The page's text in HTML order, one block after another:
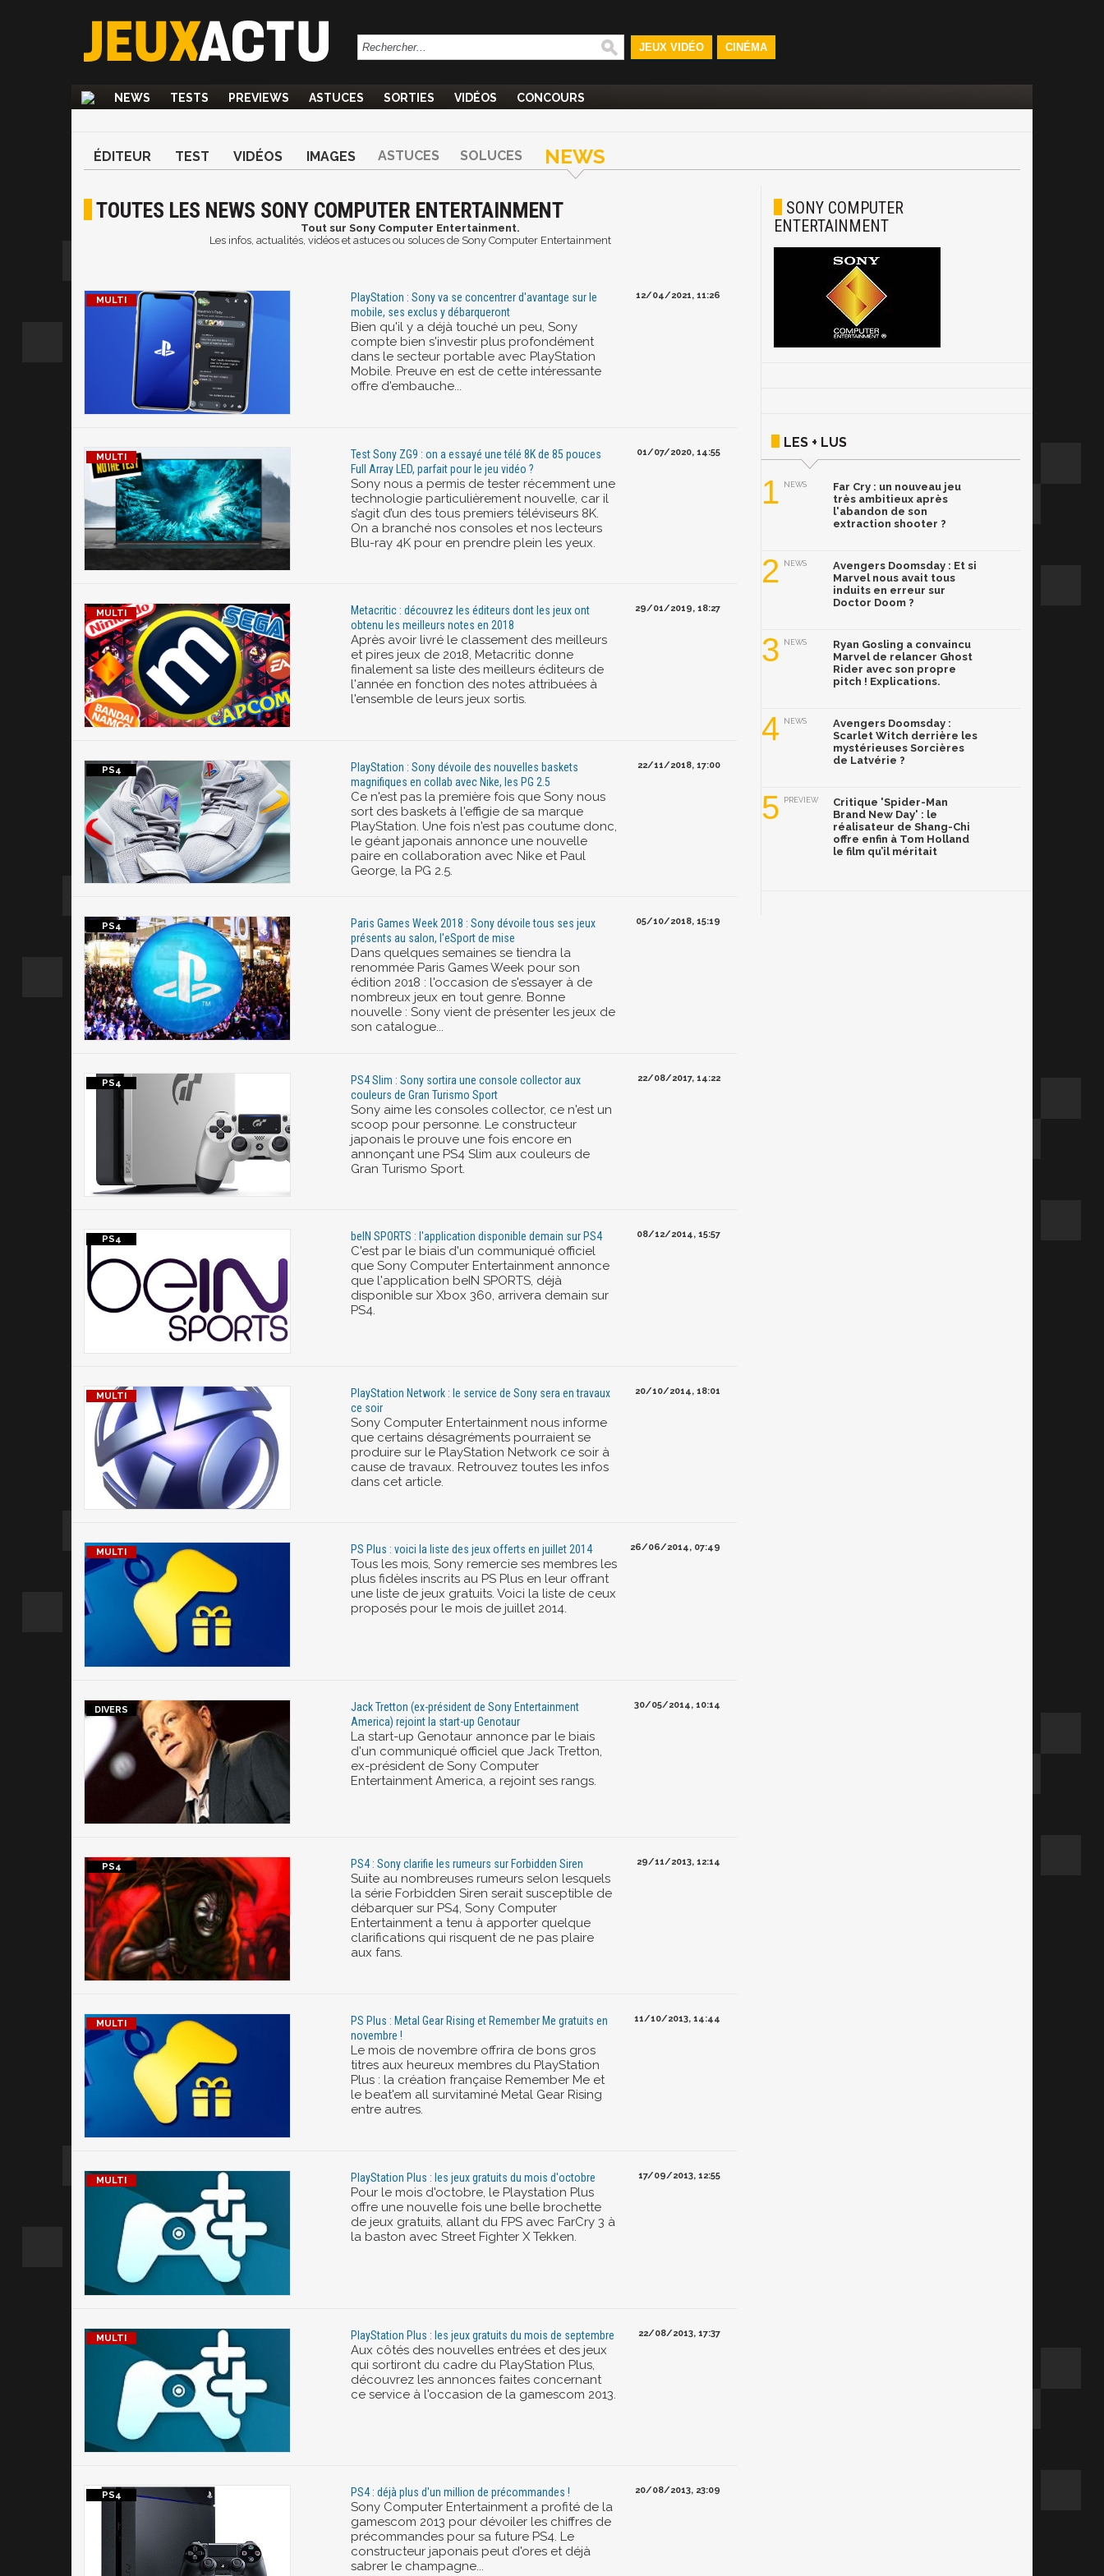
JEUX VIDÉO CINÉMA
NEWS TESTS PREVIEWS ASTUCES SORTIES VIDÉOS CONCOURS
ÉDITEUR TEST VIDÉOS IMAGES ASTUCES SOLUCES NEWS
TOUTES LES NEWS SONY COMPUTER ENTERTAINMENT
Tout sur Sony Computer Entertainment.
Les infos, actualités, vidéos et astuces ou soluces de Sony Computer Entertainment
PlayStation : Sony va se concentrer d'avantage sur le
mobile, ses exclus y débarqueront
Bien qu'il y a déjà touché un peu, Sony
compte bien s'investir plus profondément
dans le secteur portable avec PlayStation
Mobile. Preuve en est de cette intéressante
offre d'embauche...
12/04/2021, 11:26
Test Sony ZG9 : on a essayé une télé 8K de 85 pouces
Full Array LED, parfait pour le jeu vidéo ?
Sony nous a permis de tester récemment une
technologie particulièrement nouvelle, car il
s’agit d’un des tous premiers téléviseurs 8K.
On a branché nos consoles et nos lecteurs
Blu-ray 4K pour en prendre plein les yeux.
01/07/2020, 14:55
Metacritic : découvrez les éditeurs dont les jeux ont
obtenu les meilleurs notes en 2018
Après avoir livré le classement des meilleurs
et pires jeux de 2018, Metacritic donne
finalement sa liste des meilleurs éditeurs de
l'année en fonction des notes attribuées à
l'ensemble de leurs jeux sortis.
29/01/2019, 18:27
PlayStation : Sony dévoile des nouvelles baskets
magnifiques en collab avec Nike, les PG 2.5
Ce n'est pas la première fois que Sony nous
sort des baskets à l'effigie de sa marque
PlayStation. Une fois n'est pas coutume donc,
le géant japonais annonce une nouvelle
paire en collaboration avec Nike et Paul
George, la PG 2.5.
22/11/2018, 17:00
Paris Games Week 2018 : Sony dévoile tous ses jeux
présents au salon, l'eSport de mise
Dans quelques semaines se tiendra la
renommée Paris Games Week pour son
édition 2018 : l'occasion de s'essayer à de
nombreux jeux en tout genre. Bonne
nouvelle : Sony vient de présenter les jeux de
son catalogue...
05/10/2018, 15:19
PS4 Slim : Sony sortira une console collector aux
couleurs de Gran Turismo Sport
Sony aime les consoles collector, ce n'est un
scoop pour personne. Le constructeur
japonais le prouve une fois encore en
annonçant une PS4 Slim aux couleurs de
Gran Turismo Sport.
22/08/2017, 14:22
beIN SPORTS : l'application disponible demain sur PS4
C'est par le biais d'un communiqué officiel
que Sony Computer Entertainment annonce
que l'application beIN SPORTS, déjà
disponible sur Xbox 360, arrivera demain sur
PS4.
08/12/2014, 15:57
PlayStation Network : le service de Sony sera en travaux
ce soir
Sony Computer Entertainment nous informe
que certains désagréments pourraient se
produire sur le PlayStation Network ce soir à
cause de travaux. Retrouvez toutes les infos
dans cet article.
20/10/2014, 18:01
PS Plus : voici la liste des jeux offerts en juillet 2014
Tous les mois, Sony remercie ses membres les
plus fidèles inscrits au PS Plus en leur offrant
une liste de jeux gratuits. Voici la liste de ceux
proposés pour le mois de juillet 2014.
26/06/2014, 07:49
Jack Tretton (ex-président de Sony Entertainment
America) rejoint la start-up Genotaur
La start-up Genotaur annonce par le biais
d'un communiqué officiel que Jack Tretton,
ex-président de Sony Computer
Entertainment America, a rejoint ses rangs.
30/05/2014, 10:14
PS4 : Sony clarifie les rumeurs sur Forbidden Siren
Suite au nombreuses rumeurs selon lesquels
la série Forbidden Siren serait susceptible de
débarquer sur PS4, Sony Computer
Entertainment a tenu à apporter quelque
clarifications qui risquent de ne pas plaire
aux fans.
29/11/2013, 12:14
PS Plus : Metal Gear Rising et Remember Me gratuits en
novembre !
Le mois de novembre offrira de bons gros
titres aux heureux membres du PlayStation
Plus : la création française Remember Me et
le beat'em all survitaminé Metal Gear Rising
entre autres.
11/10/2013, 14:44
PlayStation Plus : les jeux gratuits du mois d'octobre
Pour le mois d'octobre, le Playstation Plus
offre une nouvelle fois une belle brochette
de jeux gratuits, allant du FPS avec FarCry 3 à
la baston avec Street Fighter X Tekken.
17/09/2013, 12:55
PlayStation Plus : les jeux gratuits du mois de septembre
Aux côtés des nouvelles entrées et des jeux
qui sortiront du cadre du PlayStation Plus,
découvrez les annonces faites concernant
ce service à l'occasion de la gamescom 2013.
22/08/2013, 17:37
PS4 : déjà plus d'un million de précommandes !
Sony Computer Entertainment a profité de la
gamescom 2013 pour dévoiler les chiffres de
précommandes pour sa future PS4. Le
constructeur japonais peut d'ores et déjà
sabrer le champagne...
20/08/2013, 23:09
SONY COMPUTER
ENTERTAINMENT
LES + LUS
1 NEWS
Far Cry : un nouveau jeu
très ambitieux après
l'abandon de son
extraction shooter ?
2 NEWS
Avengers Doomsday : Et si
Marvel nous avait tous
induits en erreur sur
Doctor Doom ?
3 NEWS
Ryan Gosling a convaincu
Marvel de relancer Ghost
Rider avec son propre
pitch ! Explications.
4 NEWS
Avengers Doomsday :
Scarlet Witch derrière les
mystérieuses Sorcières
de Latvérie ?
5 PREVIEW
Critique 'Spider-Man
Brand New Day' : le
réalisateur de Shang-Chi
offre enfin à Tom Holland
le film qu’il méritait